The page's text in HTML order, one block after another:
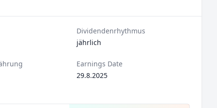
Dividendenrhythmus
jährlich
Earnings Date
29.8.2025